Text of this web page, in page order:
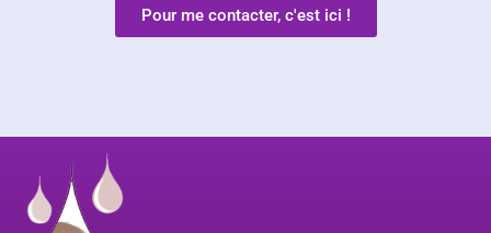
Pour me contacter, c'est ici !